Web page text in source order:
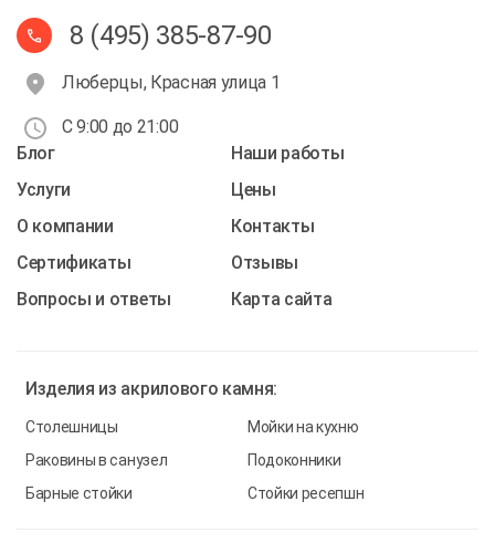
8 (495) 385-87-90
Люберцы, Красная улица 1
С 9:00 до 21:00
Блог
Наши работы
Услуги
Цены
О компании
Контакты
Cертификаты
Отзывы
Вопросы и ответы
Карта сайта
Изделия из акрилового камня:
Столешницы
Мойки на кухню
Раковины в санузел
Подоконники
Барные стойки
Стойки ресепшн